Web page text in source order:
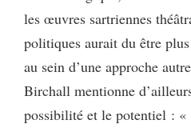
les œuvres sartriennes
politiques aurait du être
au sein d’une approche
Birchall mentionne
possibilité et le potentiel : «